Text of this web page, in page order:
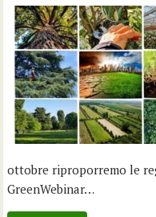
ottobre riproporremo le
GreenWebinar…